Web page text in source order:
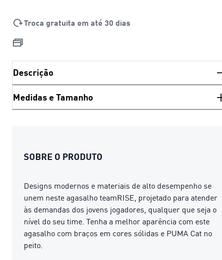
Troca gratuita em até 30 dias
Descrição
Medidas e Tamanho
SOBRE O PRODUTO
Designs modernos e materiais de alto desempenho se
unem neste agasalho teamRISE, projetado para atender
às demandas dos jovens jogadores, qualquer que seja o
nível do seu time. Tenha a melhor aparência com este
agasalho com braços em cores sólidas e PUMA Cat no
peito.